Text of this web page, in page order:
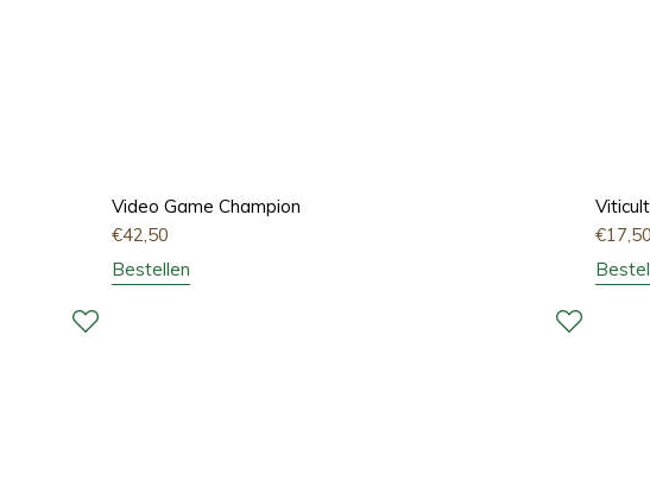
Video Game Champion
€42,50
Bestellen
€